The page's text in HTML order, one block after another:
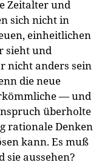
Zeitalter und
sich nicht in
einheitlichen
sieht und
nicht anders sein
die neue
— und
überholte
rationale Denken
kann. Es muß
sie aussehen?